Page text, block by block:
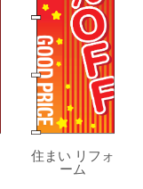
住まい リフォ
ーム